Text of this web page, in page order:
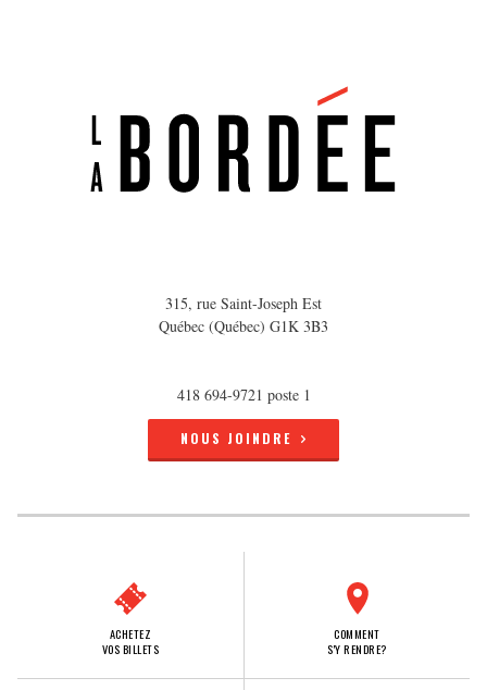
315, rue Saint-Joseph Est
Québec (Québec) G1K 3B3
418 694-9721 poste 1
NOUS JOINDRE
ACHETEZ
VOS BILLETS
COMMENT
S'Y RENDRE?